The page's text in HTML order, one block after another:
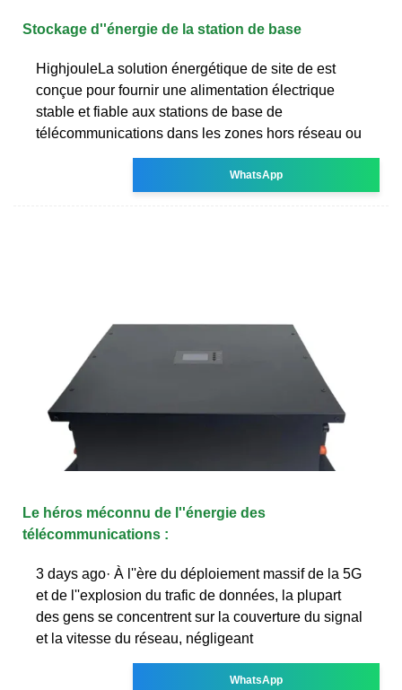
Stockage d''énergie de la station de base
HighjouleLa solution énergétique de site de est
conçue pour fournir une alimentation électrique
stable et fiable aux stations de base de
télécommunications dans les zones hors réseau ou
WhatsApp
Le héros méconnu de l''énergie des
télécommunications :
3 days ago· À l''ère du déploiement massif de la 5G
et de l''explosion du trafic de données, la plupart
des gens se concentrent sur la couverture du signal
et la vitesse du réseau, négligeant
WhatsApp